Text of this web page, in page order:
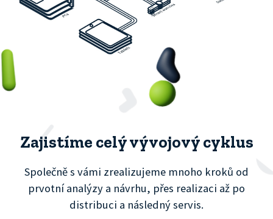
Zajistíme celý vývojový cyklus
Společně s vámi zrealizujeme mnoho kroků od
prvotní analýzy a návrhu, přes realizaci až po
distribuci a následný servis.